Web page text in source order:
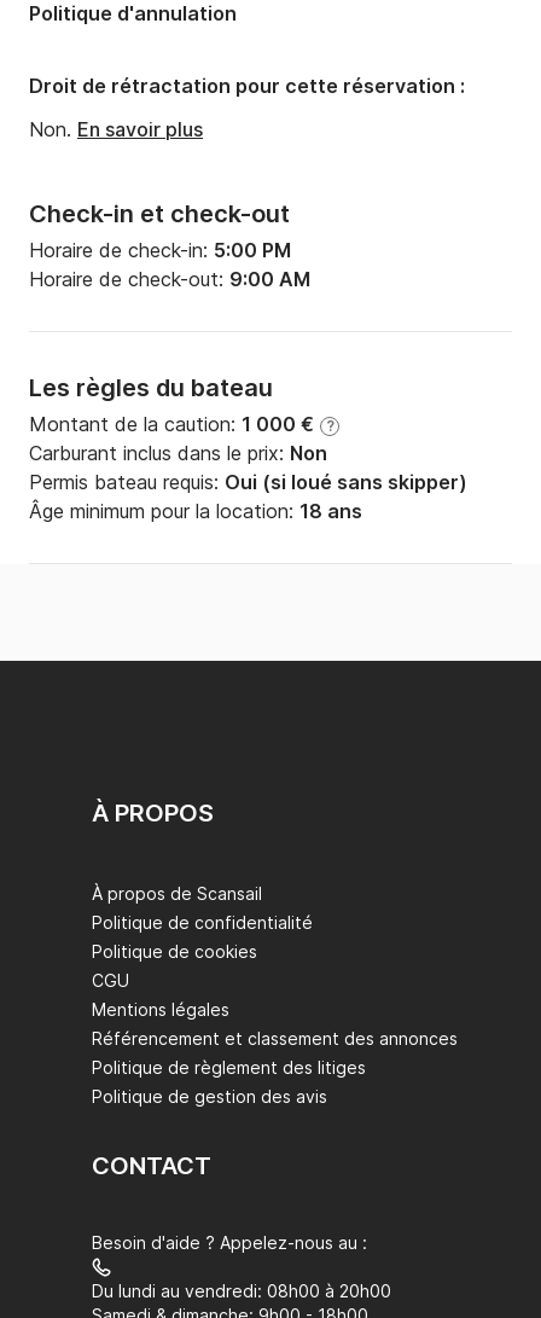
Puissance moteur:57cv
Check-in et check-out
Horaire de check-in: 5:00 PM
Horaire de check-out: 9:00 AM
Les règles du bateau
Montant de la caution: 1 000 € ?
Carburant inclus dans le prix: Non
Permis bateau requis: Oui (si loué sans skipper)
Âge minimum pour la location: 18 ans
Politique d'annulation
Droit de rétractation pour cette réservation :
Non. En savoir plus
À PROPOS
À propos de Scansail
Politique de confidentialité
Politique de cookies
CGU
Mentions légales
Référencement et classement des annonces
Politique de règlement des litiges
Politique de gestion des avis
CONTACT
Besoin d'aide ? Appelez-nous au :
Du lundi au vendredi: 08h00 à 20h00